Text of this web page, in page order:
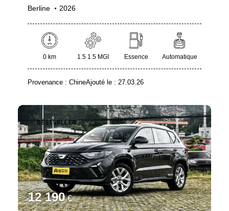
Berline 2026
0 km 1.5 1.5 MGI Essence Automatique
Provenance : ChineAjouté le : 27.03.26
BESTSELLER
12 190 €